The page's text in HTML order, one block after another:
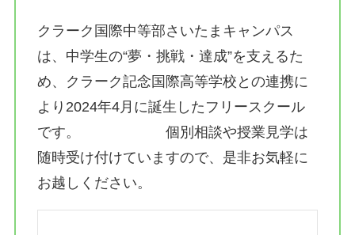
クラーク国際中等部さいたまキャンパス
は、中学生の“夢・挑戦・達成”を支えるた
め、クラーク記念国際高等学校との連携に
より2024年4月に誕生したフリースクール
です。 個別相談や授業見学は
随時受け付けていますので、是非お気軽に
お越しください。